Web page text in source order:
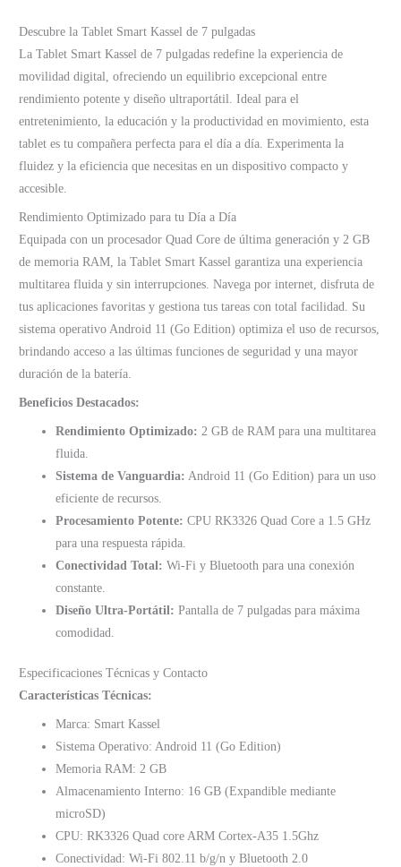
Descubre la Tablet Smart Kassel de 7 pulgadas
La Tablet Smart Kassel de 7 pulgadas redefine la experiencia de
movilidad digital, ofreciendo un equilibrio excepcional entre
rendimiento potente y diseño ultraportátil. Ideal para el
entretenimiento, la educación y la productividad en movimiento, esta
tablet es tu compañera perfecta para el día a día. Experimenta la
fluidez y la eficiencia que necesitas en un dispositivo compacto y
accesible.
Rendimiento Optimizado para tu Día a Día
Equipada con un procesador Quad Core de última generación y 2 GB
de memoria RAM, la Tablet Smart Kassel garantiza una experiencia
multitarea fluida y sin interrupciones. Navega por internet, disfruta de
tus aplicaciones favoritas y gestiona tus tareas con total facilidad. Su
sistema operativo Android 11 (Go Edition) optimiza el uso de recursos,
brindando acceso a las últimas funciones de seguridad y una mayor
duración de la batería.
Beneficios Destacados:
Rendimiento Optimizado: 2 GB de RAM para una multitarea
fluida.
Sistema de Vanguardia: Android 11 (Go Edition) para un uso
eficiente de recursos.
Procesamiento Potente: CPU RK3326 Quad Core a 1.5 GHz
para una respuesta rápida.
Conectividad Total: Wi-Fi y Bluetooth para una conexión
constante.
Diseño Ultra-Portátil: Pantalla de 7 pulgadas para máxima
comodidad.
Especificaciones Técnicas y Contacto
Características Técnicas:
Marca: Smart Kassel
Sistema Operativo: Android 11 (Go Edition)
Memoria RAM: 2 GB
Almacenamiento Interno: 16 GB (Expandible mediante
microSD)
CPU: RK3326 Quad core ARM Cortex-A35 1.5Ghz
Conectividad: Wi-Fi 802.11 b/g/n y Bluetooth 2.0